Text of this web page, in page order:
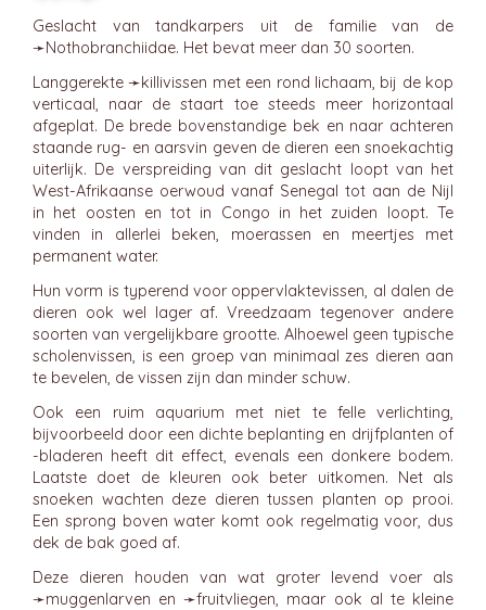
Geslacht van tandkarpers uit de familie van de
➛Nothobranchiidae. Het bevat meer dan 30 soorten.
Langgerekte ➛killivissen met een rond lichaam, bij de kop
verticaal, naar de staart toe steeds meer horizontaal
afgeplat. De brede bovenstandige bek en naar achteren
staande rug- en aarsvin geven de dieren een snoekachtig
uiterlijk. De verspreiding van dit geslacht loopt van het
West-Afrikaanse oerwoud vanaf Senegal tot aan de Nijl
in het oosten en tot in Congo in het zuiden loopt. Te
vinden in allerlei beken, moerassen en meertjes met
permanent water.
Hun vorm is typerend voor oppervlaktevissen, al dalen de
dieren ook wel lager af. Vreedzaam tegenover andere
soorten van vergelijkbare grootte. Alhoewel geen typische
scholenvissen, is een groep van minimaal zes dieren aan
te bevelen, de vissen zijn dan minder schuw.
Ook een ruim aquarium met niet te felle verlichting,
bijvoorbeeld door een dichte beplanting en drijfplanten of
-bladeren heeft dit effect, evenals een donkere bodem.
Laatste doet de kleuren ook beter uitkomen. Net als
snoeken wachten deze dieren tussen planten op prooi.
Een sprong boven water komt ook regelmatig voor, dus
dek de bak goed af.
Deze dieren houden van wat groter levend voer als
➛muggenlarven en ➛fruitvliegen, maar ook al te kleine